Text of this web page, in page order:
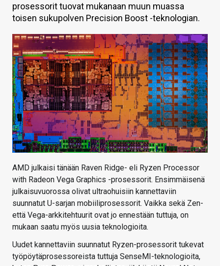
HINTA.FI
VAIHDA TEEMA
HAKU
prosessorit tuovat mukanaan muun muassa
toisen sukupolven Precision Boost -teknologian.
AMD julkaisi tänään Raven Ridge- eli Ryzen Processor
with Radeon Vega Graphics -prosessorit. Ensimmäisenä
julkaisuvuorossa olivat ultraohuisiin kannettaviin
suunnatut U-sarjan mobiiliprosessorit. Vaikka sekä Zen-
että Vega-arkkitehtuurit ovat jo ennestään tuttuja, on
mukaan saatu myös uusia teknologioita.
Uudet kannettaviin suunnatut Ryzen-prosessorit tukevat
työpöytäprosessoreista tuttuja SenseMI-teknologioita,